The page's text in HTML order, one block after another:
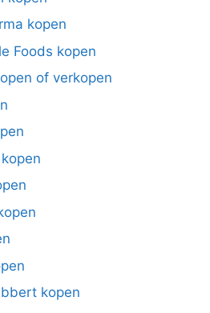
kopen
Foods kopen
of verkopen
kopen